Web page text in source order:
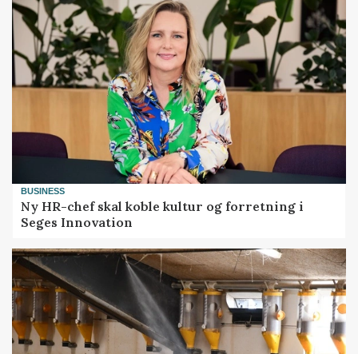
BUSINESS
Ny HR-chef skal koble kultur og forretning i
Seges Innovation